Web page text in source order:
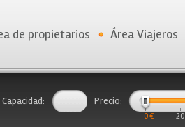
de propietarios Área Viajeros
Capacidad: Precio:
0 € 20